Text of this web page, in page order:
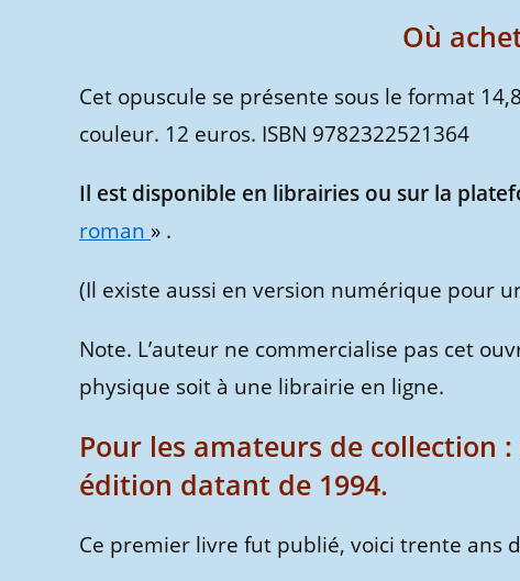
Où
Cet opuscule se présente sous le format
couleur. 12 euros. ISBN 9782322521364
Il est disponible en librairies ou sur la
roman » .
(Il existe aussi en version numérique pour
Note. L’auteur ne commercialise pas cet
physique soit à une librairie en ligne.
Pour les amateurs de collection
édition datant de 1994.
Ce premier livre fut publié, voici trente ans